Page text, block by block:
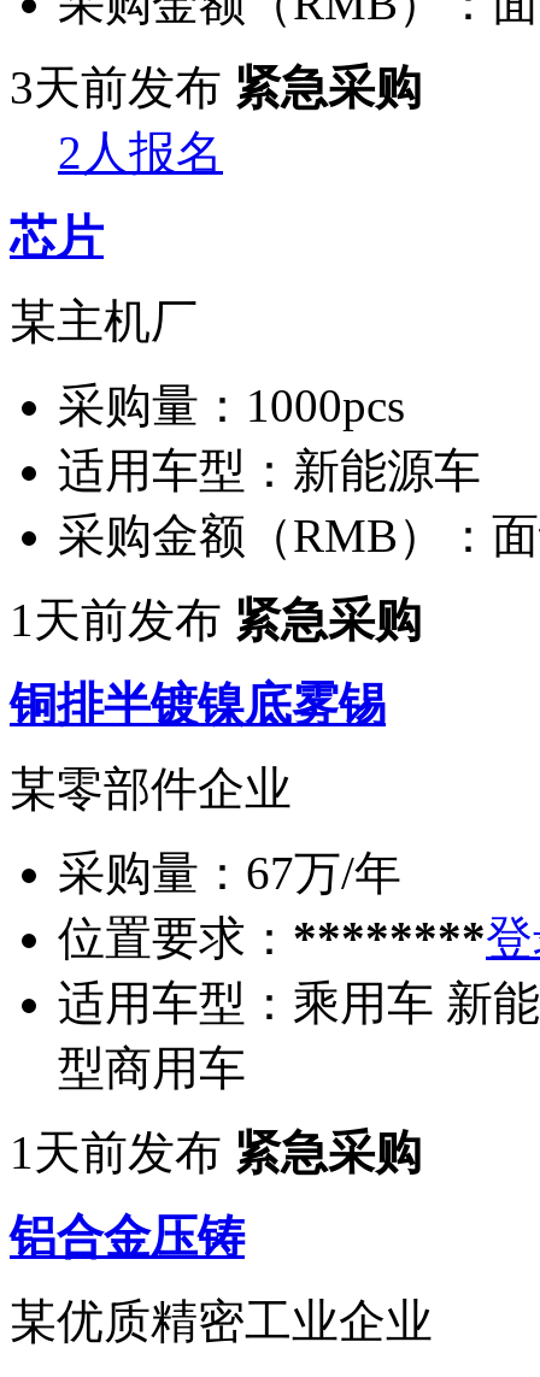
3天前发布 紧急采购
2人报名
芯片
某主机厂
采购量： 1000pcs
适用车型： 新能源车
采购金额（RMB）：
1天前发布 紧急采购
铜排半镀镍底雾锡
某零部件企业
采购量： 67万/年
位置要求： ********
适用车型： 乘用车 新
型商用车
1天前发布 紧急采购
铝合金压铸
某优质精密工业企业